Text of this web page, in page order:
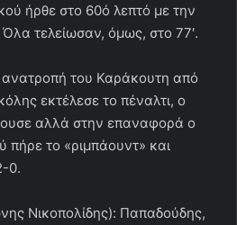
ήρθε στο 60ό λεπτό με την
τελείωσαν, όμως, στο 77′.
ανατροπή του Καράκουτη από
εκτέλεσε το πέναλτι, ο
αλλά στην επαναφορά ο
πήρε το «ριμπάουντ» και
0.
Νικοπολίδης): Παπαδούδης,